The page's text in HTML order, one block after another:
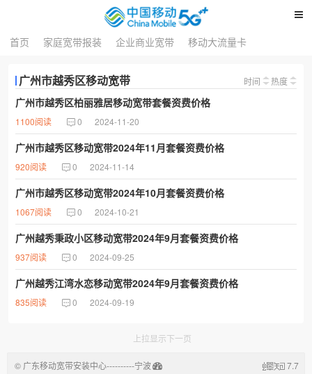
首页 家庭宽带报装 企业商业宽带 移动大流量卡
广州市越秀区移动宽带 时间 热度
广州市越秀区柏丽雅居移动宽带套餐资费价格
1100阅读 0 2024-11-20
广州市越秀区移动宽带2024年11月套餐资费价格
920阅读 0 2024-11-14
广州市越秀区移动宽带2024年10月套餐资费价格
1067阅读 0 2024-10-21
广州越秀秉政小区移动宽带2024年9月套餐资费价格
937阅读 0 2024-09-25
广州越秀江湾水恋移动宽带2024年9月套餐资费价格
835阅读 0 2024-09-19
上拉显示下一页
© 广东移动宽带安装中心----------宁波
7.7